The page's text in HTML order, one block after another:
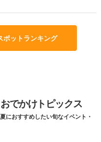
ポットランキング
でかけトピックス
におすすめしたい旬なイベント・